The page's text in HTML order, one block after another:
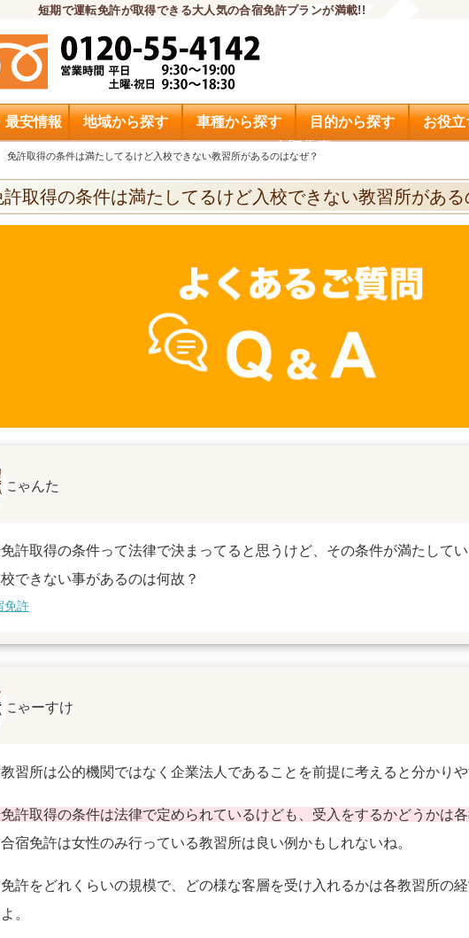
短期で運転免許が取得できる大人気の合宿免許プランが満載!!
問合せ
最安情報 地域から探す 車種から探す 目的から探す お役立
免許取得の条件は満たしてるけど入校できない教習所があるのはなぜ？
許取得の条件は満たしてるけど入校できない教習所がある
にゃんた
許取得の条件って法律で決まってると思うけど、その条件が満たして
できない事があるのは何故？
免許
にゃーすけ
教習所は公的機関ではなく企業法人であることを前提に考えると分かりや
許取得の条件は法律で定められているけども、受入をするかどうかは
宿免許は女性のみ行っている教習所は良い例かもしれないね。
許をどれくらいの規模で、どの様な客層を受け入れるかは各教習所の
。